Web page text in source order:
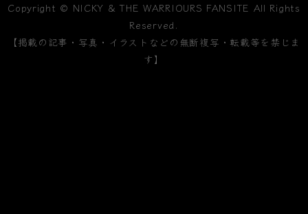
Copyright © NICKY & THE WARRIOURS FANSITE All Rights
Reserved.
【掲載の記事・写真・イラストなどの無断複写・転載等を禁じま
す】